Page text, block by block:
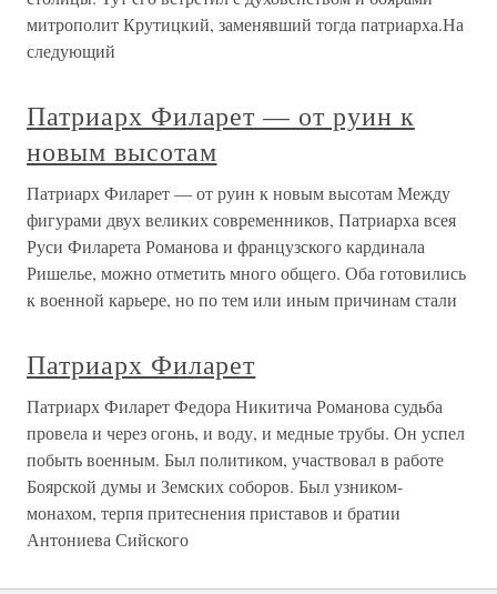
митрополит Крутицкий, заменявший тогда патриарха.На
следующий
Патриарх Филарет — от руин к
новым высотам
Патриарх Филарет — от руин к новым высотам Между
фигурами двух великих современников, Патриарха всея
Руси Филарета Романова и французского кардинала
Ришелье, можно отметить много общего. Оба готовились
к военной карьере, но по тем или иным причинам стали
Патриарх Филарет
Патриарх Филарет Федора Никитича Романова судьба
провела и через огонь, и воду, и медные трубы. Он успел
побыть военным. Был политиком, участвовал в работе
Боярской думы и Земских соборов. Был узником-
монахом, терпя притеснения приставов и братии
Антониева Сийского